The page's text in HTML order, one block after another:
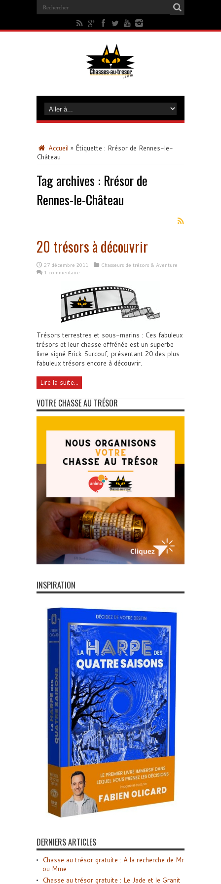
Accueil » Étiquette : Rrésor de Rennes-le-
Château
Tag archives : Rrésor de
Rennes-le-Château
20 trésors à découvrir
27 décembre 2011
Chasseurs de trésors & Aventure
1 commentaire
Trésors terrestres et sous-marins : Ces fabuleux
trésors et leur chasse effrénée est un superbe
livre signé Erick Surcouf, présentant 20 des plus
fabuleux trésors encore à découvrir.
Lire la suite...
VOTRE CHASSE AU TRÉSOR
INSPIRATION
DERNIERS ARTICLES
Chasse au trésor gratuite : A la recherche de Mr
ou Mme
Chasse au trésor gratuite : Le Jade et le Granit